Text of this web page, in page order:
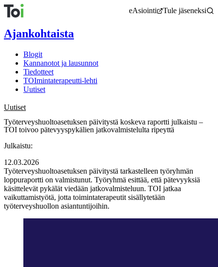
Siirry
sisältöön
eAsiointi Tule jäseneksi
Ajankohtaista
Blogit
Kannanotot ja lausunnot
Tiedotteet
TOImintaterapeutti-lehti
Uutiset
Uutiset
Työterveys­huolto­asetuksen päivitystä koskeva raportti julkaistu –
TOI toivoo pätevyyspykälien jatko­valmistelulta ripeyttä
Julkaistu:
12.03.2026
Työterveyshuoltoasetuksen päivitystä tarkastelleen työryhmän
loppuraportti on valmistunut. Työryhmä esittää, että pätevyyksiä
käsittelevät pykälät viedään jatkovalmisteluun. TOI jatkaa
vaikuttamistyötä, jotta toimintaterapeutit sisällytetään
työterveyshuollon asiantuntijoihin.